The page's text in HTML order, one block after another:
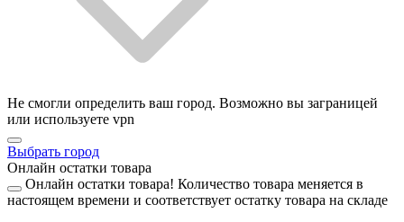
Не смогли определить ваш город. Возможно вы заграницей
или используете vpn
Выбрать город
Онлайн остатки товара
Онлайн остатки товара! Количество товара меняется в
настоящем времени и соответствует остатку товара на складе